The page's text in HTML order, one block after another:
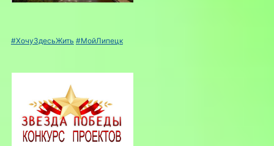
#ХочуЗдесьЖить #МойЛипецк